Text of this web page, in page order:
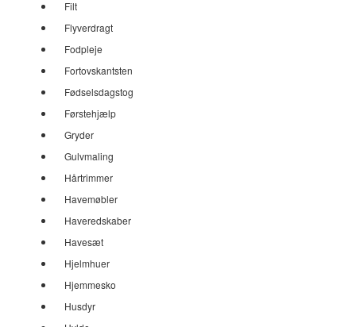
Filt
Flyverdragt
Fodpleje
Fortovskantsten
Fødselsdagstog
Førstehjælp
Gryder
Gulvmaling
Hårtrimmer
Havemøbler
Haveredskaber
Havesæt
Hjelmhuer
Hjemmesko
Husdyr